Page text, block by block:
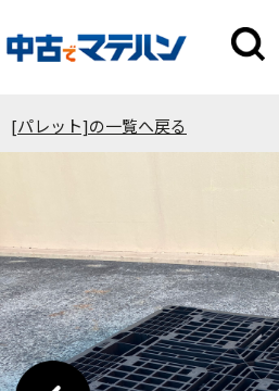
[パレット]の一覧へ戻る